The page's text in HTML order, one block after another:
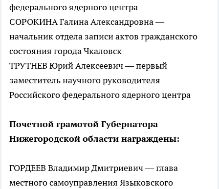
федерального ядерного центра
СОРОКИНА Галина Александровна —
начальник отдела записи актов гражданского
состояния города Чкаловск
ТРУТНЕВ Юрий Алексеевич — первый
заместитель научного руководителя
Российского федерального ядерного центра
Почетной грамотой Губернатора
Нижегородской области награждены:
ГОРДЕЕВ Владимир Дмитриевич — глава
местного самоуправления Языковского